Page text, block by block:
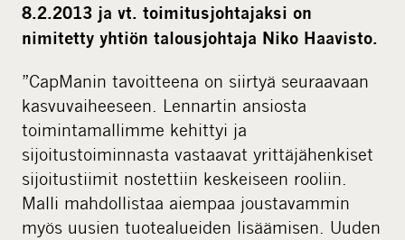
8.2.2013 ja vt. toimitusjohtajaksi on
nimitetty yhtiön talousjohtaja Niko Haavisto.
”CapManin tavoitteena on siirtyä seuraavaan
kasvuvaiheeseen. Lennartin ansiosta
toimintamallimme kehittyi ja
sijoitustoiminnasta vastaavat yrittäjähenkiset
sijoitustiimit nostettiin keskeiseen rooliin.
Malli mahdollistaa aiempaa joustavammin
myös uusien tuotealueiden lisäämisen. Uuden